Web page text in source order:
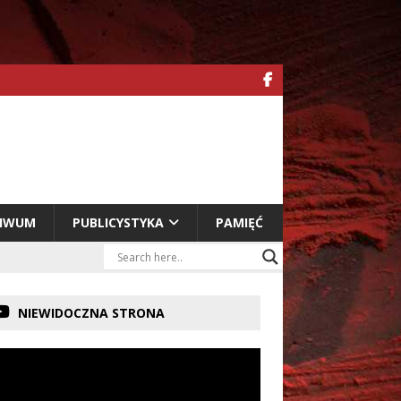
PUBLICYSTYKA PAMIĘĆ
NIEWIDOCZNA STRONA